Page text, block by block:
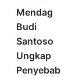
Mendag
Budi
Santoso
Ungkap
Penyebab